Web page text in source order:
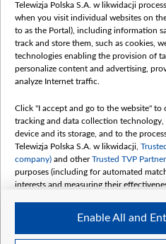
Белсат
Белсат
Belsat
Белсат
Белсат
Белсат
Telewizja Polska S.A. w likwidacji
when you visit individual websites on
to as the Portal), including information
track and store them, such as cookies,
technologies enabling the provision of
personalize content and advertising,
analyze Internet traffic.
Click "I accept and go to the website"
tracking and data collection
device and its storage, and to the
Telewizja Polska S.A. w likwidacji,
company) and otherTrusted TVP
purposes (including for automated
interests and measuring their
The purposes of processing your data
follows:
Enable All and